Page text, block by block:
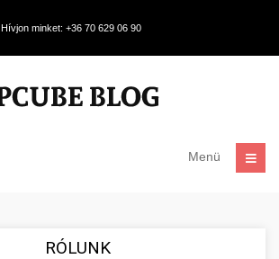
Hívjon minket: +36 70 629 06 90
Menü
RÓLUNK